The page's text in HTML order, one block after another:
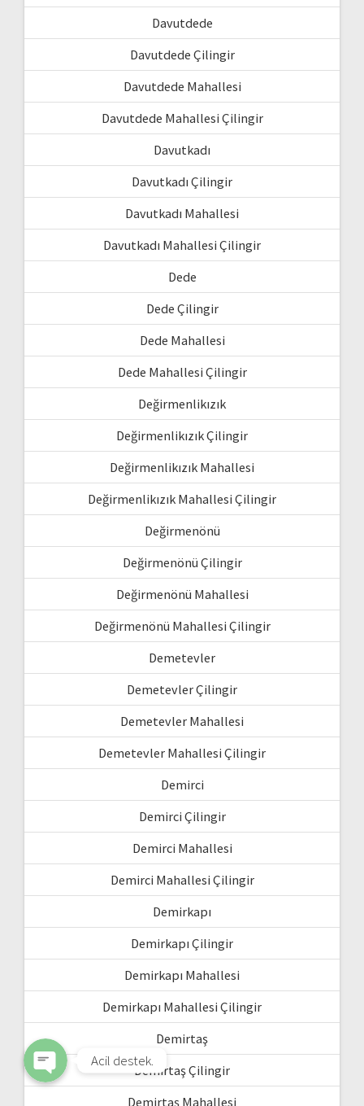
Davutdede
Davutdede Çilingir
Davutdede Mahallesi
Davutdede Mahallesi Çilingir
Davutkadı
Davutkadı Çilingir
Davutkadı Mahallesi
Davutkadı Mahallesi Çilingir
Dede
Dede Çilingir
Dede Mahallesi
Dede Mahallesi Çilingir
Değirmenlikızık
Değirmenlikızık Çilingir
Değirmenlikızık Mahallesi
Değirmenlikızık Mahallesi Çilingir
Değirmenönü
Değirmenönü Çilingir
Değirmenönü Mahallesi
Değirmenönü Mahallesi Çilingir
Demetevler
Demetevler Çilingir
Demetevler Mahallesi
Demetevler Mahallesi Çilingir
Demirci
Demirci Çilingir
Demirci Mahallesi
Demirci Mahallesi Çilingir
Demirkapı
Demirkapı Çilingir
Demirkapı Mahallesi
Demirkapı Mahallesi Çilingir
Demirtaş
Demirtaş Çilingir
Demirtaş Mahallesi
Phone
Acil destek.